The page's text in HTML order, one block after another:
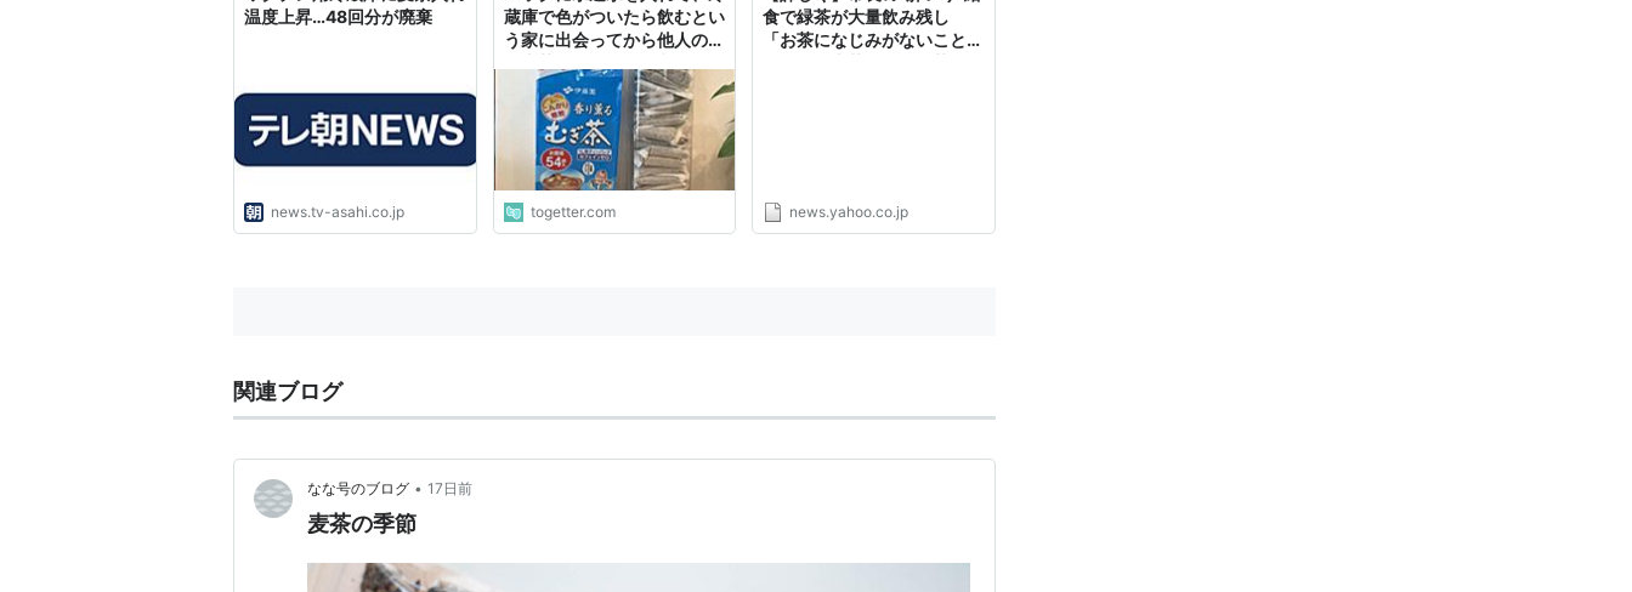
温度上昇…48回分が廃棄
news.tv-asahi.co.jp
蔵庫で色がついたら飲むとい
う家に出会ってから他人の家
ることに驚きの声「水出しな
んだが…」
togetter.com
食で緑茶が大量飲み残し
「お茶になじみがないことに
news.yahoo.co.jp
関連ブログ
なな号のブログ • 17日前
麦茶の季節